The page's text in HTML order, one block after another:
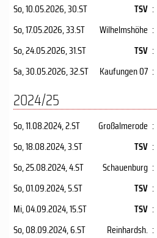
So, 10.05.2026, 30.ST TSV :
So, 17.05.2026, 33.ST Wilhelmshöhe :
So, 24.05.2026, 31.ST TSV :
Sa, 30.05.2026, 32.ST Kaufungen 07 :
2024/25
So, 11.08.2024, 2.ST Großalmerode :
So, 18.08.2024, 3.ST TSV :
So, 25.08.2024, 4.ST Schauenburg :
So, 01.09.2024, 5.ST TSV :
Mi, 04.09.2024, 15.ST TSV :
So, 08.09.2024, 6.ST Reinhardsh. :